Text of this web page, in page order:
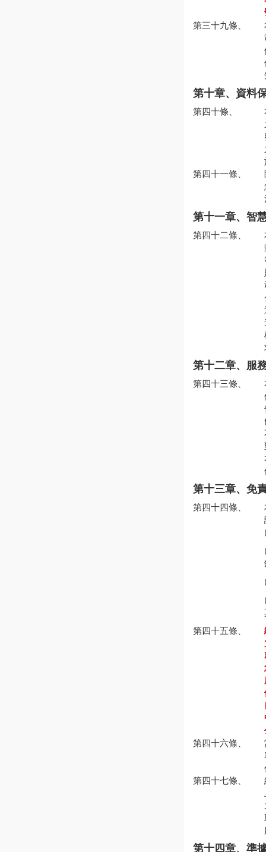
第三十九條、
第十章、資料
第四十條、
第四十一條、
第十一章、智
第四十二條、
第十二章、服
第四十三條、
第十三章、免
第四十四條、
第四十五條、
第四十六條、
第四十七條、
第十四章、準